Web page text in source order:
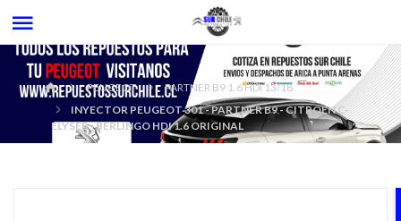
PEUGEOT
PARTNER B9 1.6 HDI 13/18
INYECTOR PEUGEOT 301 - PARTNER B9 - CITROEN C-
ELYSEE - BERLINGO HDI 1.6 ORIGINAL